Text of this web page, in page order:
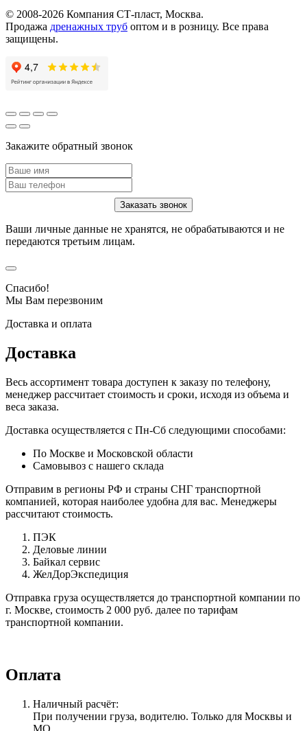
© 2008-2026 Компания СТ-пласт, Москва.
Продажа дренажных труб оптом и в розницу. Все права
защищены.
Закажите обратный звонок
Ваши личные данные не хранятся, не обрабатываются и не
передаются третьим лицам.
Спасибо!
Мы Вам перезвоним
Доставка и оплата
Доставка
Весь ассортимент товара доступен к заказу по телефону,
менеджер рассчитает стоимость и сроки, исходя из объема и
веса заказа.
Доставка осуществляется с Пн-Сб следующими способами:
По Москве и Московской области
Самовывоз с нашего склада
Отправим в регионы РФ и страны СНГ транспортной
компанией, которая наиболее удобна для вас. Менеджеры
рассчитают стоимость.
ПЭК
Деловые линии
Байкал сервис
ЖелДорЭкспедиция
Отправка груза осуществляется до транспортной компании по
г. Москве, стоимость 2 000 руб. далее по тарифам
транспортной компании.
Оплата
Наличный расчёт:
При получении груза, водителю. Только для Москвы и
МО.